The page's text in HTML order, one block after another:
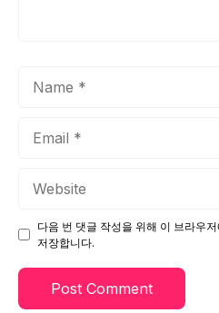
다음 번 댓글 작성을 위해 이 브라우
저장합니다.